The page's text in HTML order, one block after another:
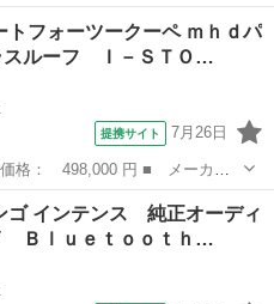
エアクロス ■ グレード
ックサンルーフ／前後ドライ
トフォーツークーペ ｍｈｄパ
ルーフ Ｉ－ＳＴＯ…
提携サイト 7月26日
フォーツークーペ ■ グレー
ーフ Ｉ－ＳＴＯＰ アップル
ゴ インテンス 純正オーディ
Ｂｌｕｅｔｏｏｔｈ…